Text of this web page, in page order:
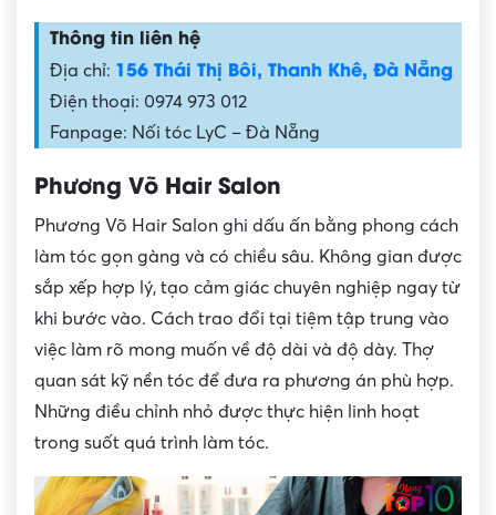
Thông tin liên hệ
Địa chỉ: 156 Thái Thị Bôi, Thanh Khê, Đà Nẵng
Điện thoại: 0974 973 012
Fanpage: Nối tóc LyC – Đà Nẵng
Phương Võ Hair Salon
Phương Võ Hair Salon ghi dấu ấn bằng phong cách
làm tóc gọn gàng và có chiều sâu. Không gian được
sắp xếp hợp lý, tạo cảm giác chuyên nghiệp ngay từ
khi bước vào. Cách trao đổi tại tiệm tập trung vào
việc làm rõ mong muốn về độ dài và độ dày. Thợ
quan sát kỹ nền tóc để đưa ra phương án phù hợp.
Những điều chỉnh nhỏ được thực hiện linh hoạt
trong suốt quá trình làm tóc.